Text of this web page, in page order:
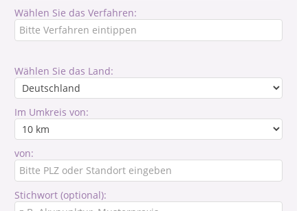
Wählen Sie das Verfahren:
Wählen Sie das Land:
Im Umkreis von:
von:
Stichwort (optional):